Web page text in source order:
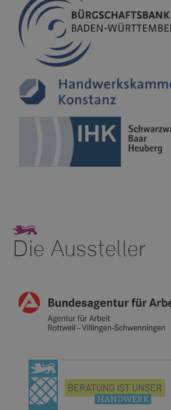
Die Aussteller